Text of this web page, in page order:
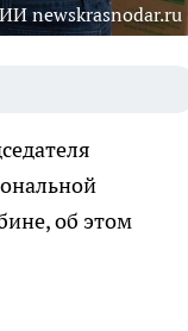
newskrasnodar.ru
об этом